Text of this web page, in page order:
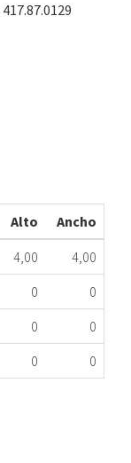
417.87.0129
Alto
Ancho
4,00
4,00
0
0
0
0
0 0